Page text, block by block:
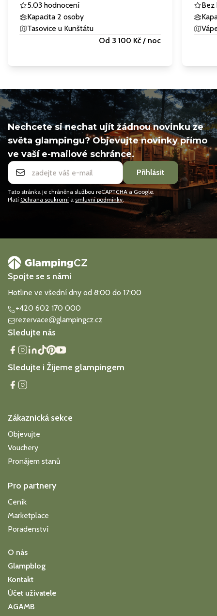
5.03 hodnocení
Kapacita 2 osoby
Tasovice u Kunštátu
Od 3 100 Kč / noc
Bez
Nechcete si nechat ujít žádnou novinku ze
světa glampingu? Objevujte novinky přímo
ve vaší e-mailové schránce.
Přihlásit
Tato stránka je chráněna službou reCAPTCHA a Google.
Platí Ochrana soukromí a smluvní podmínky.
Spojte se s námi
Hotline ve všední dny od 8:00 do 17:00
+420 602 170 000
rezervace@glampingcz.cz
Sledujte nás
Sledujte i Žijeme glampingem
Zákaznická sekce
Objevujte
Vouchery
Pronájem stanů
Pro partnery
Ceník
Marketplace
Poradenství
O nás
Glampblog
Kontakt
Účet uživatele
AGAMB